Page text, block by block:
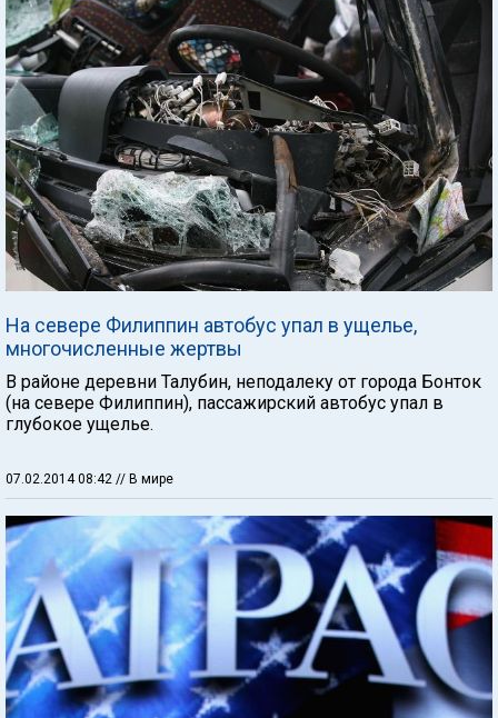
На севере Филиппин автобус упал в ущелье,
многочисленные жертвы
В районе деревни Талубин, неподалеку от города Бонток
(на севере Филиппин), пассажирский автобус упал в
глубокое ущелье.
07.02.2014 08:42 // В мире